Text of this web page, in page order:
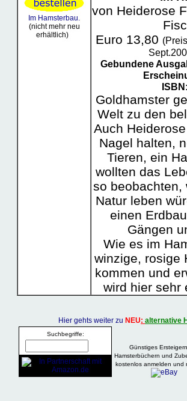
Im Hamsterbau.
(nicht mehr neu
erhältlich)
von Heiderose
Euro 13,80
Gebundene
Goldhamster
Welt zu den
Auch
Nagel halten,
Tieren, ein
wollten das
so beobachten,
Natur leben
einen
Gängen
Wie es im
winzige, rosige
kommen und
wird hier sehr
Hier gehts weiter zu NEU: alternative
Suchbegriffe:
Günstiges
Hamsterbüchern und
kostenlos anmelden und